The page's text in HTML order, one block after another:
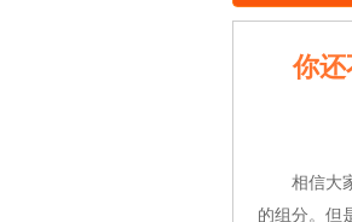
你
相信大家
的组分。但